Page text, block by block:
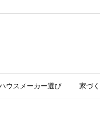
ウスメーカー選び 家づ